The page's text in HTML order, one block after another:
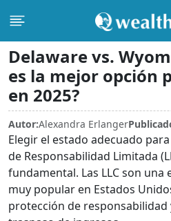
Delaware vs.
es la mejor opción
en 2025?
Autor:Alexandra Erlanger
Elegir el estado adecuado
de Responsabilidad Limitada
fundamental. Las LLC son
muy popular en Estados
protección de